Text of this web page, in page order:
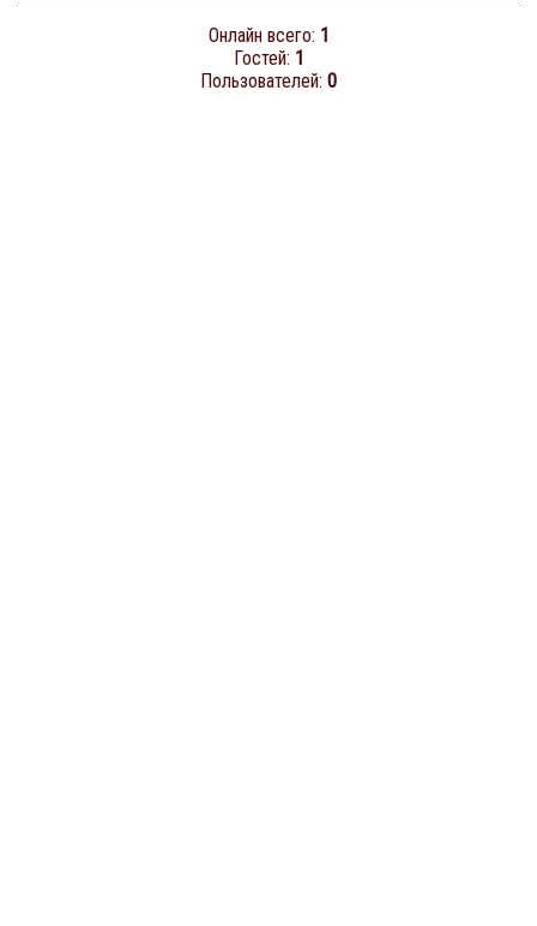
Онлайн всего: 1
Гостей: 1
Пользователей: 0